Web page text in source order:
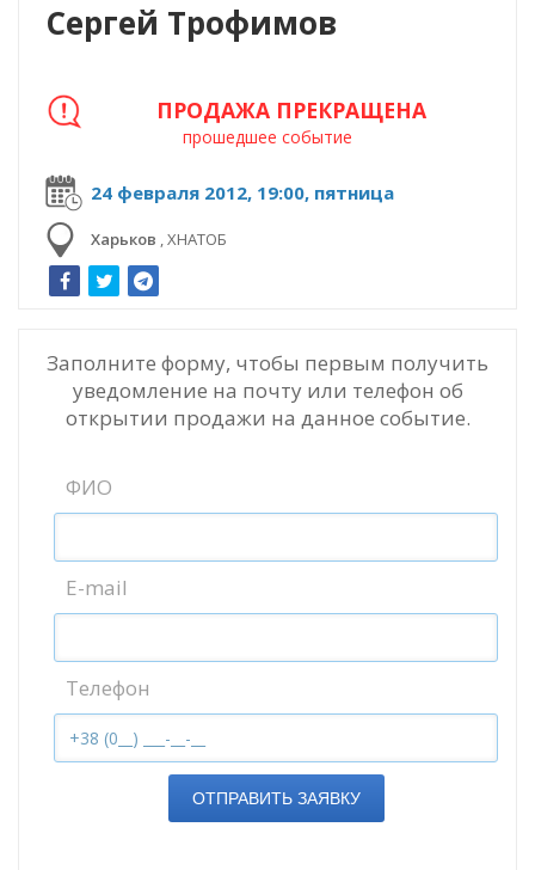
Сергей Трофимов
24 февраля 2012, 19:00, пятница
Харьков ,ХНАТОБ
ПРОДАЖА ПРЕКРАЩЕНА
прошедшее событие
Заполните форму, чтобы первым получить
уведомление на почту или телефон об
открытии продажи на данное событие.
ФИО
E-mail
Телефон
ОТПРАВИТЬ ЗАЯВКУ